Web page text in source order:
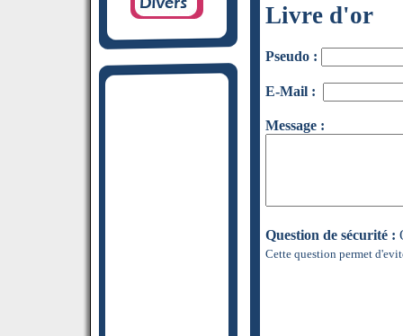
Livre d'or
Pseudo :
E-Mail :
Message :
Question de sécurité :
Cette question permet